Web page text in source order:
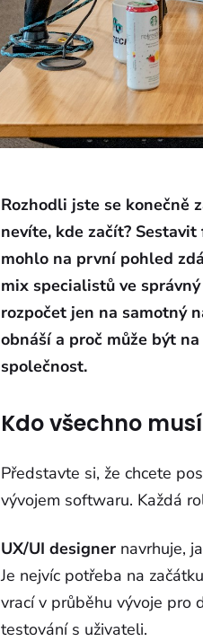
Rozhodli jste se konečně
nevíte, kde začít?
mohlo na první pohled
mix specialistů ve
rozpočet jen na samotný
obnáší a proč může být
společnost.
Kdo všechno
Představte si, že chcete
vývojem softwaru. Každá
UX/UI designer navrhuje,
Je nejvíc potřeba na
vrací v průběhu vývoje pro
testování s uživateli.